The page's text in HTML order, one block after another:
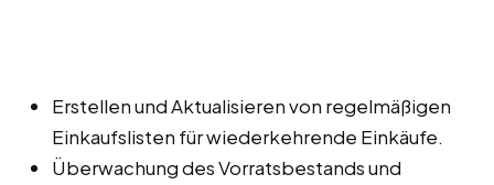
Erstellen und Aktualisieren von regelmäßigen
Einkaufslisten für wiederkehrende Einkäufe.
Überwachung des Vorratsbestands und